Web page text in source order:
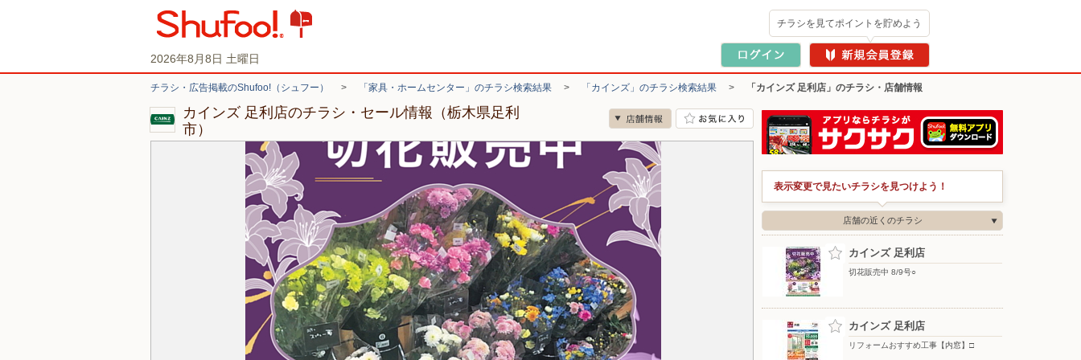
2026年8月8日 土曜日
チラシを見てポイントを貯めよう
チラシ・広告掲載のShufoo!（シュフー） > 「家具・ホームセンター」のチラシ検索結果 > 「カインズ」のチラシ検索結果 > 「カインズ 足利店」のチラシ・店舗情報
カインズ 足利店のチラシ・セール情報（栃木県足利
市）
表示変更で見たいチラシを見つけよう！
店舗の近くのチラシ
カインズ 足利店
切花販売中 8/9号○
カインズ 足利店
リフォームおすすめ工事【内窓】□